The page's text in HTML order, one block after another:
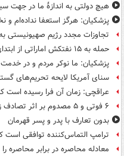
هیچ دولتی به اندازۀ ما در جهت
پزشکیان: هرگز استعفا نداده‌ام و
تجاوزات مجدد رژیم صهیونیستی
حمله به ۱۵ نفتکش‌ اماراتی از ابتدای جنگ
پزشکیان: ما نوکر مردم و در
سنای آمریکا لایحه تحریم‌های
عراقچی: زمان آن فرا رسیده است
۶ فوتی و ۵ مصدوم بر اثر تصادف زنجیره‌ای
بدون تعارف با پدر و پسر قهرمان
ترامپ التماس‌کننده توافقی است
معادله محاصره در برابر محاصره